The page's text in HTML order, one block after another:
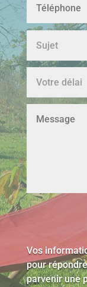
Vos
pour
parvenir une